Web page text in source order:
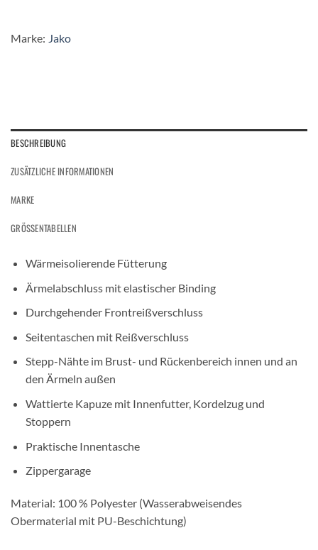
Marke: Jako
BESCHREIBUNG
ZUSÄTZLICHE INFORMATIONEN
MARKE
GRÖSSENTABELLEN
Wärmeisolierende Fütterung
Ärmelabschluss mit elastischer Binding
Durchgehender Frontreißverschluss
Seitentaschen mit Reißverschluss
Stepp-Nähte im Brust- und Rückenbereich innen und an
den Ärmeln außen
Wattierte Kapuze mit Innenfutter, Kordelzug und
Stoppern
Praktische Innentasche
Zippergarage
Material: 100 % Polyester (Wasserabweisendes
Obermaterial mit PU-Beschichtung)